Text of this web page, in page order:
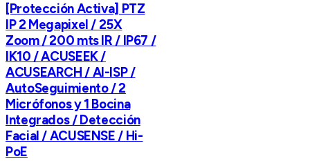
[Protección Activa] PTZ
IP 2 Megapixel / 25X
Zoom / 200 mts IR / IP67 /
IK10 / ACUSEEK /
ACUSEARCH / AI-ISP /
AutoSeguimiento / 2
Micrófonos y 1 Bocina
Integrados / Detección
Facial / ACUSENSE / Hi-
PoE